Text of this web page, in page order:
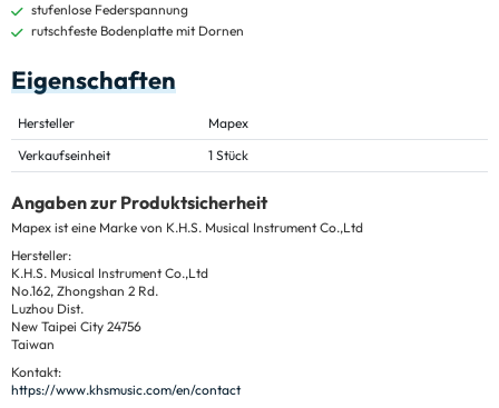
stufenlose Federspannung
rutschfeste Bodenplatte mit Dornen
Eigenschaften
Hersteller
Mapex
Verkaufseinheit
1 Stück
Angaben zur Produktsicherheit
Mapex ist eine Marke von K.H.S. Musical Instrument Co.,Ltd
Hersteller:
K.H.S. Musical Instrument Co.,Ltd
No.162, Zhongshan 2 Rd.
Luzhou Dist.
New Taipei City 24756
Taiwan
Kontakt:
https://www.khsmusic.com/en/contact